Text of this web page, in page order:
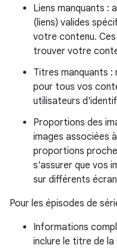
Liens manquants :
(liens) valides
votre contenu. Ces
trouver votre
Titres manquants :
pour tous vos
utilisateurs
Proportions des
images associées
proportions
s'assurer que vos
sur différents
Pour les épisodes de
Informations
inclure le titre de